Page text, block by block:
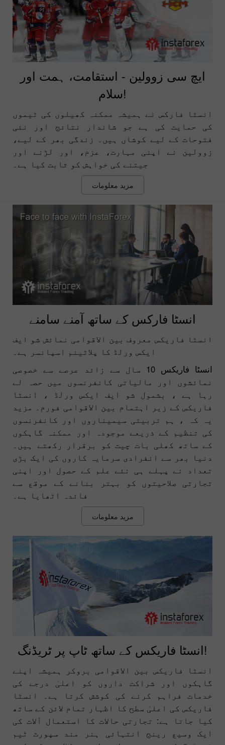
ایچ سی زوولین - استقامت، ہمت اور
سلام!
انسٹا فارکس نے ہمیشہ ممکنہ کھیلوں کی ٹیموں
کی حمایت کی ہے جو شاندار نتائج اور نئی
فتوحات کے لیے کوشاں ہیں۔ زندگی بھر کے لیے،
زوولین نے اپنی مہارت، عزم، اور لڑنے اور
جیتنے کی خواہش کو ثابت کیا ہے۔
مزید معلومات
انسٹا فارکس کے ساتھ آمنے سامنے
انسٹا فاریکس معروف بین الاقوامی نمائش شو ایف
ایکس ورلڈ کا پلاٹینم اسپانسر ہے۔
انسٹا فاریکس 10 سال سے زائد عرصے سے خصوصی
نمائشوں اور مالیاتی کانفرنسوں میں حصہ لے
رہا ہے ، بشمول شو ایف ایکس ورلڈ ، انسٹا
فاریکس کے زیر اہتمام بین الاقوامی فورم۔ مزید
یہ کہ ، ہم تربیتی سیمیناروں اور کانفرنسوں
کی تنظیم کے ذریعے موجودہ اور ممکنہ گاہکوں
کے ساتھ کھلی بات چیت کو برقرار رکھتے ہیں۔
دنیا بھر سے انفرادی سرمایہ کاروں کی ایک بڑی
تعداد نے پہلے ہی نئے علم کے حصول اور اپنی
تجارتی صلاحیتوں کو بہتر بنانے کے موقع سے
فائدہ اٹھایا ہے۔
مزید معلومات
انسٹا فاریکس کے ساتھ ٹاپ پر ٹریڈنگ!
انسٹا فاریکس بین الاقوامی بروکر ہمیشہ اپنے
گاہکوں اور شراکت داروں کو اعلیٰ درجے کی
خدمات فراہم کرنے کی کوشش کرتا ہے۔ انسٹا
فاریکس کی اعلیٰ سطح کا اظہار تمام لائن کے ساتھ
کیا جاتا ہے: تجارتی حالات کا استعمال آلات کی
ایک وسیع رینج انتہائی ہنر مند سپورٹ ٹیم